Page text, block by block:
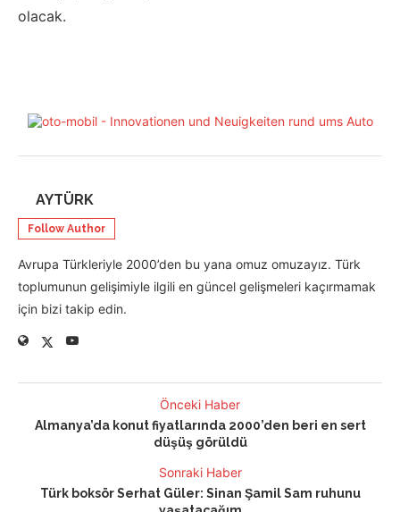
olacak.
AYTÜRK
Follow Author
Avrupa Türkleriyle 2000’den bu yana omuz omuzayız. Türk
toplumunun gelişimiyle ilgili en güncel gelişmeleri kaçırmamak
için bizi takip edin.
Önceki Haber
Almanya’da konut fiyatlarında 2000’den beri en sert
düşüş görüldü
Sonraki Haber
Türk boksör Serhat Güler: Sinan Şamil Sam ruhunu